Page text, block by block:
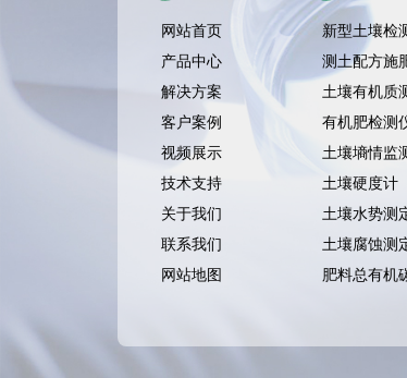
网站首页
产品中心
解决方案
客户案例
视频展示
技术支持
关于我们
联系我们
网站地图
新型土壤检
测土配方施
土壤有机质
有机肥检测
土壤墒情监
土壤硬度计
土壤水势测
土壤腐蚀测
肥料总有机